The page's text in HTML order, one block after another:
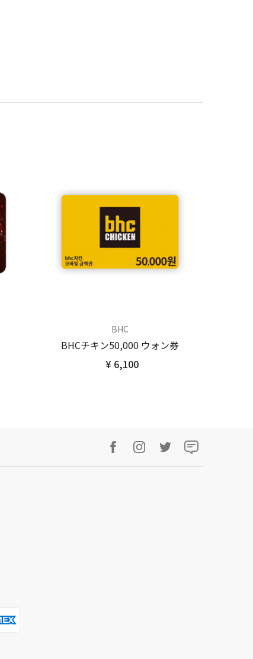
BHC
BHCチキン50,000 ウォン券
¥ 6,100